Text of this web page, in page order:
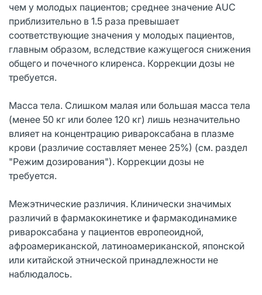
чем у молодых пациентов; среднее значение AUC
приблизительно в 1.5 раза превышает
соответствующие значения у молодых пациентов,
главным образом, вследствие кажущегося снижения
общего и почечного клиренса. Коррекции дозы не
требуется.
Масса тела. Слишком малая или большая масса тела
(менее 50 кг или более 120 кг) лишь незначительно
влияет на концентрацию ривароксабана в плазме
крови (различие составляет менее 25%) (см. раздел
"Режим дозирования"). Коррекции дозы не
требуется.
Межэтнические различия. Клинически значимых
различий в фармакокинетике и фармакодинамике
ривароксабана у пациентов европеоидной,
афроамериканской, латиноамериканской, японской
или китайской этнической принадлежности не
наблюдалось.